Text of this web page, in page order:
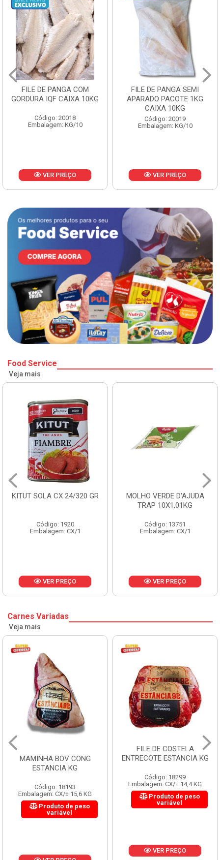
FILE DE PANGA SEMI
APARADO PACOTE 1KG
Código: 20019
Embalagem: KG/10
VER PREÇO
POLACA DESFIADA
PESCAMARES PCT5KG
CX10KG
Código: 20161
Embalagem: KG/10
VER PREÇO
Food Service
Veja mais
MOLHO VERDE D'AJUDA
Código: 13751
Embalagem: CX/1
VER PREÇO
FRUTAS CRISTALIZADAS
CX 10KG
Código: 1785
Embalagem: KG/10
VER PREÇO
Carnes Variadas
Veja mais
MAMINHA BOV CONG
ESTANCIA KG
Código: 18193
Embalagem: CX/± 15,6 KG
Produto de peso
variável
FILE DE COSTELA
ENTRECOTE ESTANCIA KG
Código: 18299
Embalagem: CX/± 14,4 KG
Produto de peso
variável
VER PREÇO